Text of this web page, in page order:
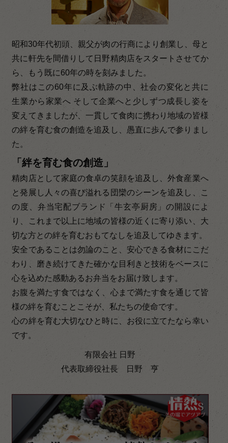
昭和30年代初頭、親父が肉の行商により創業し、母と
共に軒先を間借りして日野精肉店をスタートさせてか
ら、もう既に60年の時を刻みました。
弊社はこの60年に及ぶ軌跡の中、社会の変化と共に
生業から家業へ そして企業へと少しずつ成長し姿を
変えてきましたが、一貫して食肉に携わり地域の皆様
の絆を育む食の創造を追及し、愚直に歩んで参りまし
た。
「絆を育む食の創造」
精肉店として家庭の食卓の笑顔を追及し、外食産業へ
と発展し人々の喜び溢れる団欒のシーンを追及し、こ
の度、弁当宅配ブランド「牛玄亭厨房」の開設によ
り、これまで以上に地域の皆様の近くに寄り添い、大
切な方との絆を育むおもてなしを追及してゆきます。
安全であることは勿論のこと、安心できる食材にこだ
わり、磨き続けてきた確かな目利きと技術をベースに
心を込めた感動あるお弁当をお届け致します。
お腹を満たす食ではなく、心まで満たす食を通じて皆
様の絆を育むことこそが、私たちの使命です。
心の絆を育む大切なひと時に、お役に立てたなら幸い
です。
有限会社 日野
代表取締役社長 日野 亨